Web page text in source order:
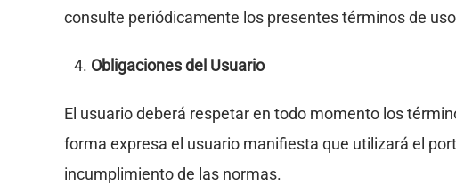
consulte periódicamente los presentes términos de
Obligaciones del Usuario
El usuario deberá respetar en todo momento los
forma expresa el usuario manifiesta que utilizará el
incumplimiento de las normas.